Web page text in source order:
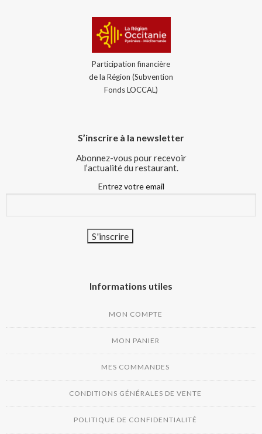
Participation financière
de la Région (Subvention
Fonds LOCCAL)
S’inscrire à la newsletter
Abonnez-vous pour recevoir
l’actualité du restaurant.
Entrez votre email
Informations utiles
MON COMPTE
MON PANIER
MES COMMANDES
CONDITIONS GÉNÉRALES DE VENTE
POLITIQUE DE CONFIDENTIALITÉ